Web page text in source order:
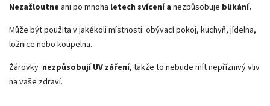
Nezažloutne ani po mnoha letech svícení a nezpůsobuje blikání.
Může být použita v jakékoli místnosti: obývací pokoj, kuchyň, jídelna,
ložnice nebo koupelna.
Žárovky nezpůsobují UV záření, takže to nebude mít nepříznivý vliv
na vaše zdraví.